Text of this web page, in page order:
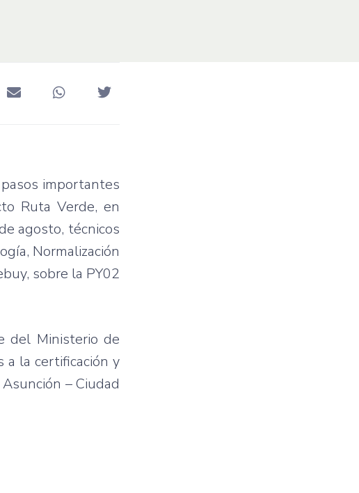
importantes
Ruta Verde, en
agosto, técnicos
Normalización
sobre la PY02
del Ministerio de
a la certificación y
– Ciudad